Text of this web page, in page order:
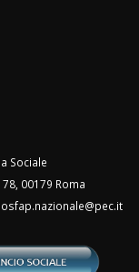
Sociale
00179 Roma